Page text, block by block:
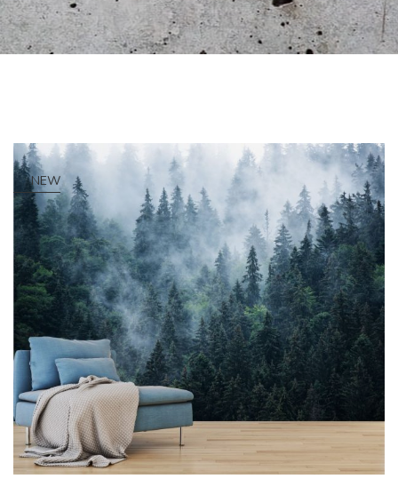
NEW